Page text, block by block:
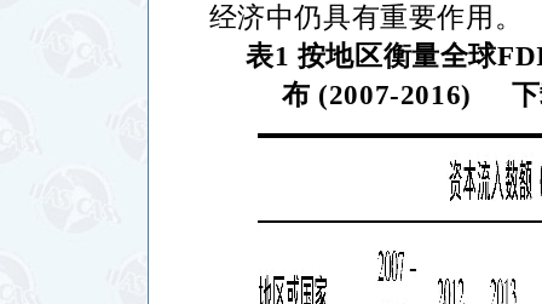
经济中仍具有重要作用。
表1 按地区衡量全球
布 (2007-2016)